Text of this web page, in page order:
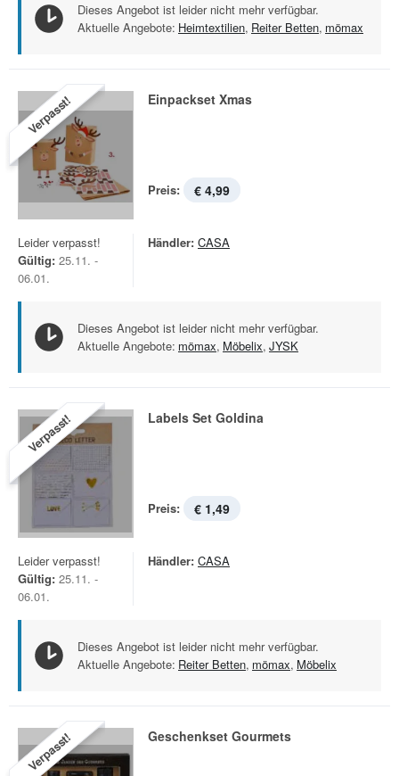
Dieses Angebot ist leider nicht mehr verfügbar.
Aktuelle Angebote: Heimtextilien, Reiter Betten, mömax
Verpasst! Einpackset Xmas
Preis: € 4,99
Leider verpasst!
Gültig: 25.11. -
06.01.
Händler: CASA
Dieses Angebot ist leider nicht mehr verfügbar.
Aktuelle Angebote: mömax, Möbelix, JYSK
Verpasst! Labels Set Goldina
Preis: € 1,49
Leider verpasst!
Gültig: 25.11. -
06.01.
Händler: CASA
Dieses Angebot ist leider nicht mehr verfügbar.
Aktuelle Angebote: Reiter Betten, mömax, Möbelix
Verpasst! Geschenkset Gourmets